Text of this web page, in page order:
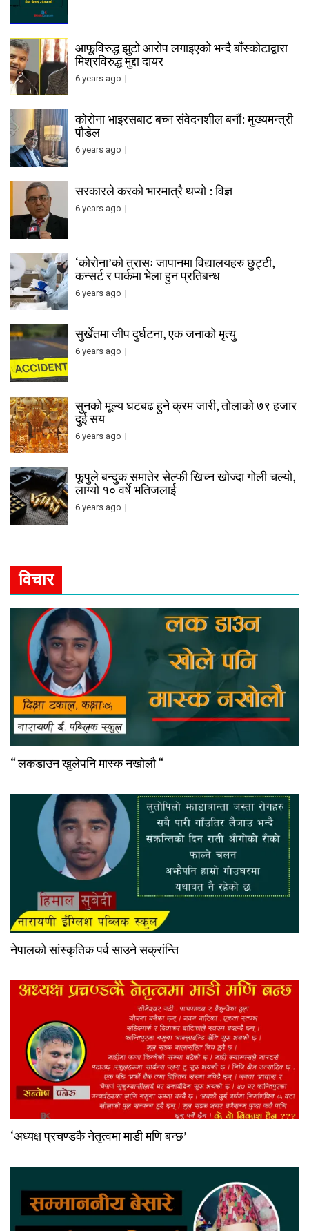
आफूविरुद्ध झुटो आरोप लगाइएको भन्दै बाँस्कोटाद्वारा
मिश्रविरुद्ध मुद्दा दायर
6 years ago
कोरोना भाइरसबाट बच्न संवेदनशील बनौं: मुख्यमन्त्री
पौडेल
6 years ago
सरकारले करको भारमात्रै थप्यो : विज्ञ
6 years ago
‘कोरोना’को त्रासः जापानमा विद्यालयहरु छुट्टी,
कन्सर्ट र पार्कमा भेला हुन प्रतिबन्ध
6 years ago
सुर्खेतमा जीप दुर्घटना, एक जनाको मृत्यु
6 years ago
सुनको मूल्य घटबढ हुने क्रम जारी, तोलाको ७९ हजार
दुई सय
6 years ago
फूपुले बन्दुक समातेर सेल्फी खिच्न खोज्दा गोली चल्यो,
लाग्यो १० वर्षे भतिजलाई
6 years ago
विचार
“ लकडाउन खुलेपनि मास्क नखोलौ “
नेपालको सांस्कृतिक पर्व साउने सक्रांन्ति
‘अध्यक्ष प्रचण्डकै नेतृत्वमा माडी मणि बन्छ’